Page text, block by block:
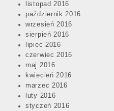
listopad 2016
październik 2016
wrzesień 2016
sierpień 2016
lipiec 2016
czerwiec 2016
maj 2016
kwiecień 2016
marzec 2016
luty 2016
styczeń 2016